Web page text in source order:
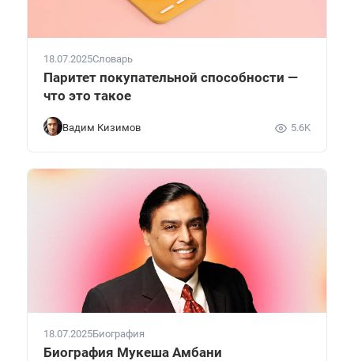
18.07.2025Словарь
Паритет покупательной способности —
что это такое
Вадим Кизимов 5.6K
18.07.2025Биография
Биография Мукеша Амбани